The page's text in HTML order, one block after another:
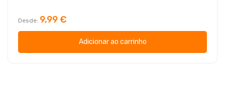
Desde 9,99 €
Adicionar ao carrinho